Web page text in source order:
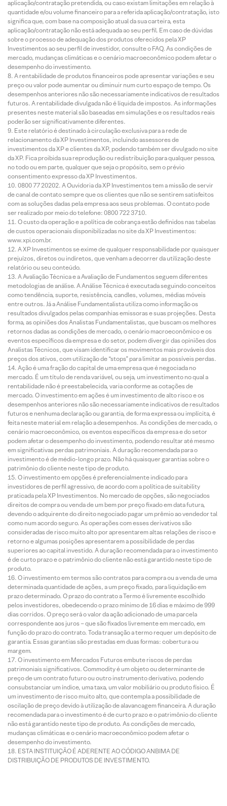
aplicação/contratação pretendida, ou caso existam limitações em relação à
quantidade e/ou volume financeiro para a referida aplicação/contratação, isto
significa que, com base na composição atual da sua carteira, esta
aplicação/contratação não está adequada ao seu perfil. Em caso de dúvidas
sobre o processo de adequação dos produtos oferecidos pela XP
Investimentos ao seu perfil de investidor, consulte o FAQ. As condições de
mercado, mudanças climáticas e o cenário macroeconômico podem afetar o
desempenho do investimento.
A rentabilidade de produtos financeiros pode apresentar variações e seu
preço ou valor pode aumentar ou diminuir num curto espaço de tempo. Os
desempenhos anteriores não são necessariamente indicativos de resultados
futuros. A rentabilidade divulgada não é líquida de impostos. As informações
presentes neste material são baseadas em simulações e os resultados reais
poderão ser significativamente diferentes.
Este relatório é destinado à circulação exclusiva para a rede de
relacionamento da XP Investimentos, incluindo assessores de
investimentos da XP e clientes da XP, podendo também ser divulgado no site
da XP. Fica proibida sua reprodução ou redistribuição para qualquer pessoa,
no todo ou em parte, qualquer que seja o propósito, sem o prévio
consentimento expresso da XP Investimentos.
0800 77 20202. A Ouvidoria da XP Investimentos tem a missão de servir
de canal de contato sempre que os clientes que não se sentirem satisfeitos
com as soluções dadas pela empresa aos seus problemas. O contato pode
ser realizado por meio do telefone: 0800 722 3710.
O custo da operação e a política de cobrança estão definidos nas tabelas
de custos operacionais disponibilizadas no site da XP Investimentos:
www.xpi.com.br.
A XP Investimentos se exime de qualquer responsabilidade por quaisquer
prejuízos, diretos ou indiretos, que venham a decorrer da utilização deste
relatório ou seu conteúdo.
A Avaliação Técnica e a Avaliação de Fundamentos seguem diferentes
metodologias de análise. A Análise Técnica é executada seguindo conceitos
como tendência, suporte, resistência, candles, volumes, médias móveis
entre outros. Já a Análise Fundamentalista utiliza como informação os
resultados divulgados pelas companhias emissoras e suas projeções. Desta
forma, as opiniões dos Analistas Fundamentalistas, que buscam os melhores
retornos dadas as condições de mercado, o cenário macroeconômico e os
eventos específicos da empresa e do setor, podem divergir das opiniões dos
Analistas Técnicos, que visam identificar os movimentos mais prováveis dos
preços dos ativos, com utilização de “stops” para limitar as possíveis perdas.
Ação é uma fração do capital de uma empresa que é negociada no
mercado. É um título de renda variável, ou seja, um investimento no qual a
rentabilidade não é preestabelecida, varia conforme as cotações de
mercado. O investimento em ações é um investimento de alto risco e os
desempenhos anteriores não são necessariamente indicativos de resultados
futuros e nenhuma declaração ou garantia, de forma expressa ou implícita, é
feita neste material em relação a desempenhos. As condições de mercado, o
cenário macroeconômico, os eventos específicos da empresa e do setor
podem afetar o desempenho do investimento, podendo resultar até mesmo
em significativas perdas patrimoniais. A duração recomendada para o
investimento é de médio-longo prazo. Não há quaisquer garantias sobre o
patrimônio do cliente neste tipo de produto.
O investimento em opções é preferencialmente indicado para
investidores de perfil agressivo, de acordo com a política de suitability
praticada pela XP Investimentos. No mercado de opções, são negociados
direitos de compra ou venda de um bem por preço fixado em data futura,
devendo o adquirente do direito negociado pagar um prêmio ao vendedor tal
como num acordo seguro. As operações com esses derivativos são
consideradas de risco muito alto por apresentarem altas relações de risco e
retorno e algumas posições apresentarem a possibilidade de perdas
superiores ao capital investido. A duração recomendada para o investimento
é de curto prazo e o patrimônio do cliente não está garantido neste tipo de
produto.
O investimento em termos são contratos para compra ou a venda de uma
determinada quantidade de ações, a um preço fixado, para liquidação em
prazo determinado. O prazo do contrato a Termo é livremente escolhido
pelos investidores, obedecendo o prazo mínimo de 16 dias e máximo de 999
dias corridos. O preço será o valor da ação adicionado de uma parcela
correspondente aos juros – que são fixados livremente em mercado, em
função do prazo do contrato. Toda transação a termo requer um depósito de
garantia. Essas garantias são prestadas em duas formas: cobertura ou
margem.
O investimento em Mercados Futuros embute riscos de perdas
patrimoniais significativos. Commodity é um objeto ou determinante de
preço de um contrato futuro ou outro instrumento derivativo, podendo
consubstanciar um índice, uma taxa, um valor mobiliário ou produto físico. É
um investimento de risco muito alto, que contempla a possibilidade de
oscilação de preço devido à utilização de alavancagem financeira. A duração
recomendada para o investimento é de curto prazo e o patrimônio do cliente
não está garantido neste tipo de produto. As condições de mercado,
mudanças climáticas e o cenário macroeconômico podem afetar o
desempenho do investimento.
ESTA INSTITUIÇÃO É ADERENTE AO CÓDIGO ANBIMA DE
DISTRIBUIÇÃO DE PRODUTOS DE INVESTIMENTO.